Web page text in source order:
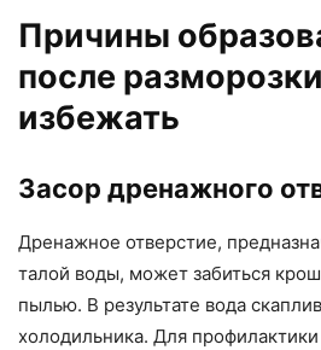
Причины
после
избежать
Засор дренажного
Дренажное отверстие,
талой воды, может забиться
пылью. В результате вода
холодильника. Для